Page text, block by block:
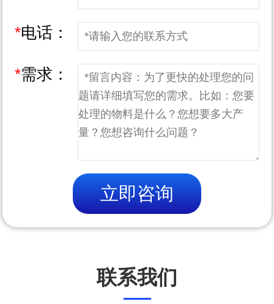
*电话：
*需求：
立即咨询
联系我们